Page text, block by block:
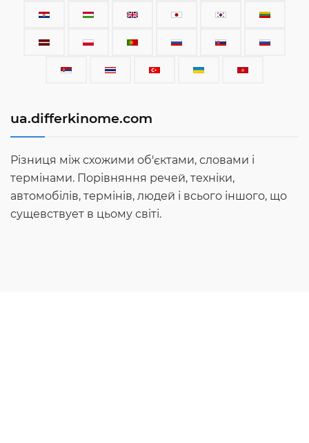
ua.differkinome.com
Різниця між схожими об'єктами, словами і
термінами. Порівняння речей, техніки,
автомобілів, термінів, людей і всього іншого, що
сущевствует в цьому світі.